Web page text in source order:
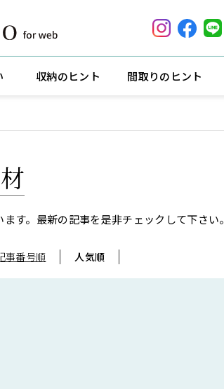
収納のヒント 間取りのヒント
す。 最新の記事を是非チェックして下さい。
事番号順 人気順